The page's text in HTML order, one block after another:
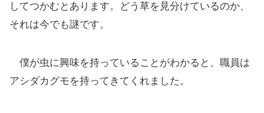
してつかむとあります。どう草を見分けているのか、
それは今でも謎です。
僕が虫に興味を持っていることがわかると、職員は
アシダカグモを持ってきてくれました。